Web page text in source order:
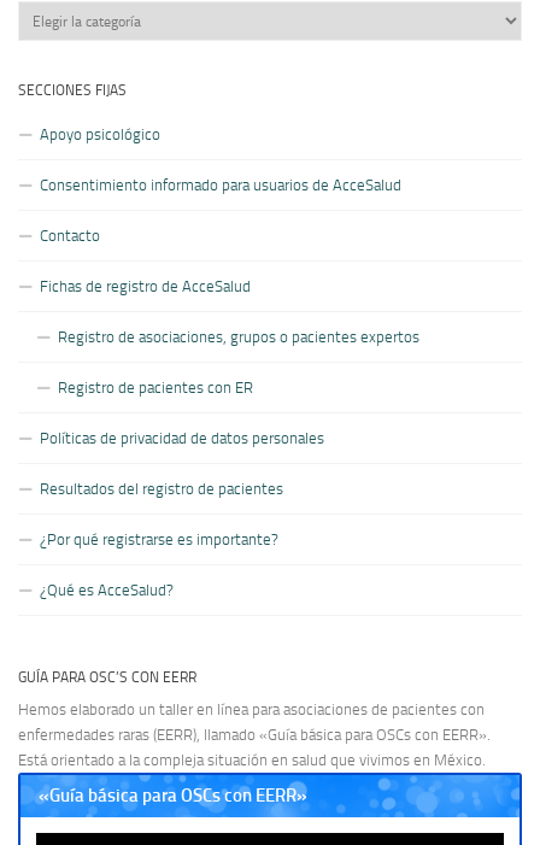
Nuestros
artículos
SECCIONES FIJAS
Apoyo psicológico
Consentimiento informado para usuarios de AcceSalud
Contacto
Fichas de registro de AcceSalud
Registro de asociaciones, grupos o pacientes expertos
Registro de pacientes con ER
Políticas de privacidad de datos personales
Resultados del registro de pacientes
¿Por qué registrarse es importante?
¿Qué es AcceSalud?
GUÍA PARA OSC’S CON EERR
Hemos elaborado un taller en línea para asociaciones de pacientes con
enfermedades raras (EERR), llamado «Guía básica para OSCs con EERR».
Está orientado a la compleja situación en salud que vivimos en México.
«Guía básica para OSCs con EERR»